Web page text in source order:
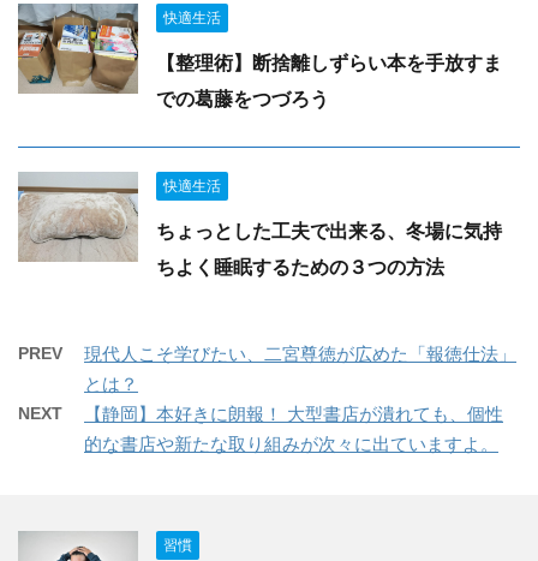
快適生活
【整理術】断捨離しずらい本を手放すま
での葛藤をつづろう
快適生活
ちょっとした工夫で出来る、冬場に気持
ちよく睡眠するための３つの方法
PREV
現代人こそ学びたい、二宮尊徳が広めた「報徳仕法」
とは？
NEXT
【静岡】本好きに朗報！ 大型書店が潰れても、個性
的な書店や新たな取り組みが次々に出ていますよ。
習慣